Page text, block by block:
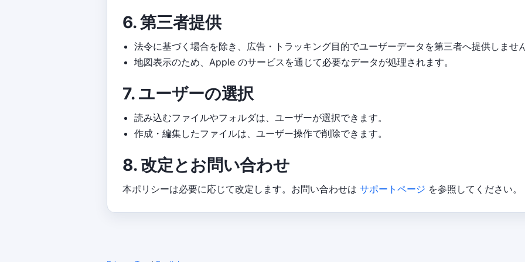
6. 第三者提供
法令に基づく場合を除き、広告・トラッキング目的でユーザーデータを第三者へ提供しませ
地図表示のため、Apple のサービスを通じて必要なデータが処理されます。
7. ユーザーの選択
読み込むファイルやフォルダは、ユーザーが選択できます。
作成・編集したファイルは、ユーザー操作で削除できます。
8. 改定とお問い合わせ
本ポリシーは必要に応じて改定します。お問い合わせは サポートページ を参照してください。